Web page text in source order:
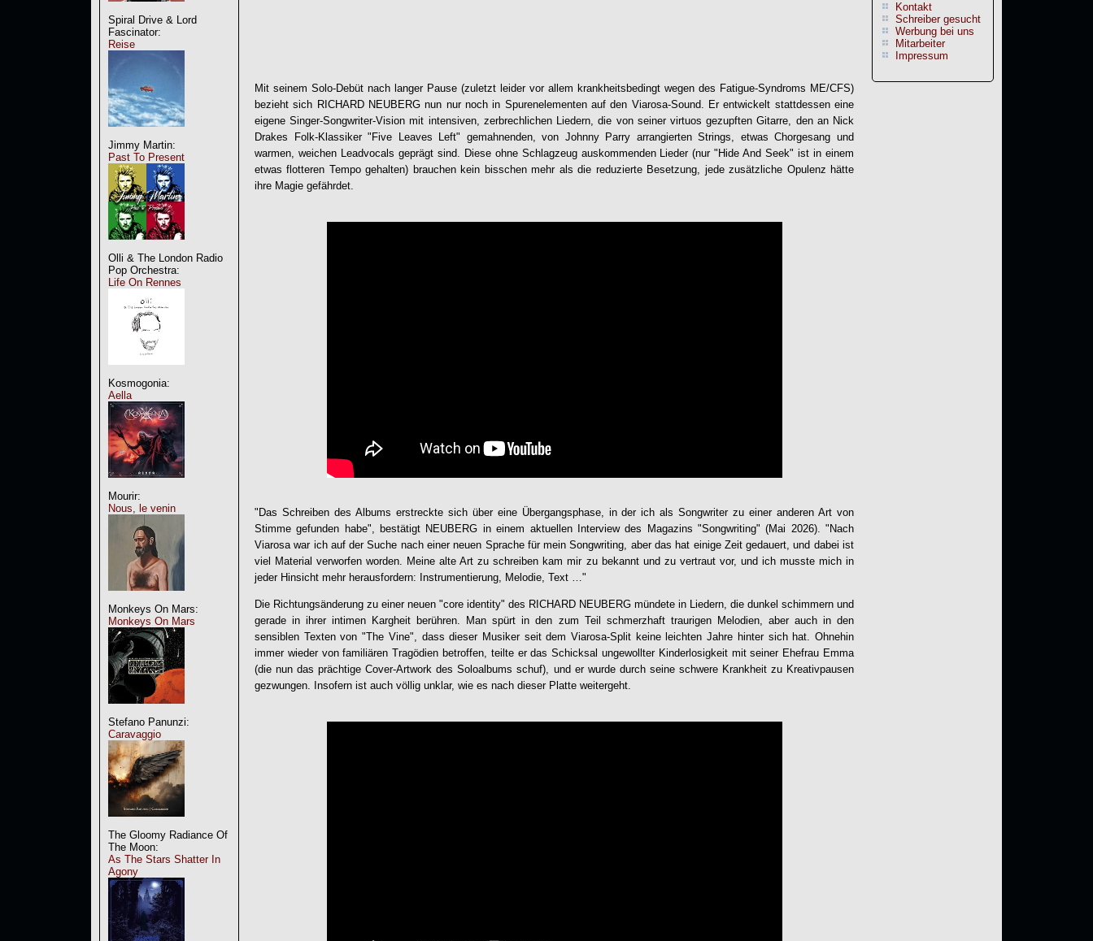
Spiral Drive & Lord
Fascinator:
Reise
Jimmy Martin:
Past To Present
Olli & The London Radio
Pop Orchestra:
Life On Rennes
Kosmogonia:
Aella
Mourir:
Nous, le venin
Monkeys On Mars:
Monkeys On Mars
Stefano Panunzi:
Caravaggio
The Gloomy Radiance Of
The Moon:
As The Stars Shatter In
Agony
Kontakt
Schreiber gesucht
Werbung bei uns
Mitarbeiter
Impressum
Mit seinem Solo-Debüt nach langer Pause (zuletzt leider vor allem krankheitsbedingt wegen des Fatigue-Syndroms ME/CFS)
bezieht sich RICHARD NEUBERG nun nur noch in Spurenelementen auf den Viarosa-Sound. Er entwickelt stattdessen eine
eigene Singer-Songwriter-Vision mit intensiven, zerbrechlichen Liedern, die von seiner virtuos gezupften Gitarre, den an Nick
Drakes Folk-Klassiker "Five Leaves Left" gemahnenden, von Johnny Parry arrangierten Strings, etwas Chorgesang und
warmen, weichen Leadvocals geprägt sind. Diese ohne Schlagzeug auskommenden Lieder (nur "Hide And Seek" ist in einem
etwas flotteren Tempo gehalten) brauchen kein bisschen mehr als die reduzierte Besetzung, jede zusätzliche Opulenz hätte
ihre Magie gefährdet.
"Das Schreiben des Albums erstreckte sich über eine Übergangsphase, in der ich als Songwriter zu einer anderen Art von
Stimme gefunden habe", bestätigt NEUBERG in einem aktuellen Interview des Magazins "Songwriting" (Mai 2026). "Nach
Viarosa war ich auf der Suche nach einer neuen Sprache für mein Songwriting, aber das hat einige Zeit gedauert, und dabei ist
viel Material verworfen worden. Meine alte Art zu schreiben kam mir zu bekannt und zu vertraut vor, und ich musste mich in
jeder Hinsicht mehr herausfordern: Instrumentierung, Melodie, Text …"
Die Richtungsänderung zu einer neuen "core identity" des RICHARD NEUBERG mündete in Liedern, die dunkel schimmern und
gerade in ihrer intimen Kargheit berühren. Man spürt in den zum Teil schmerzhaft traurigen Melodien, aber auch in den
sensiblen Texten von "The Vine", dass dieser Musiker seit dem Viarosa-Split keine leichten Jahre hinter sich hat. Ohnehin
immer wieder von familiären Tragödien betroffen, teilte er das Schicksal ungewollter Kinderlosigkeit mit seiner Ehefrau Emma
(die nun das prächtige Cover-Artwork des Soloalbums schuf), und er wurde durch seine schwere Krankheit zu Kreativpausen
gezwungen. Insofern ist auch völlig unklar, wie es nach dieser Platte weitergeht.